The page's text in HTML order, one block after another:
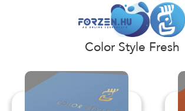
Color Style Fresh